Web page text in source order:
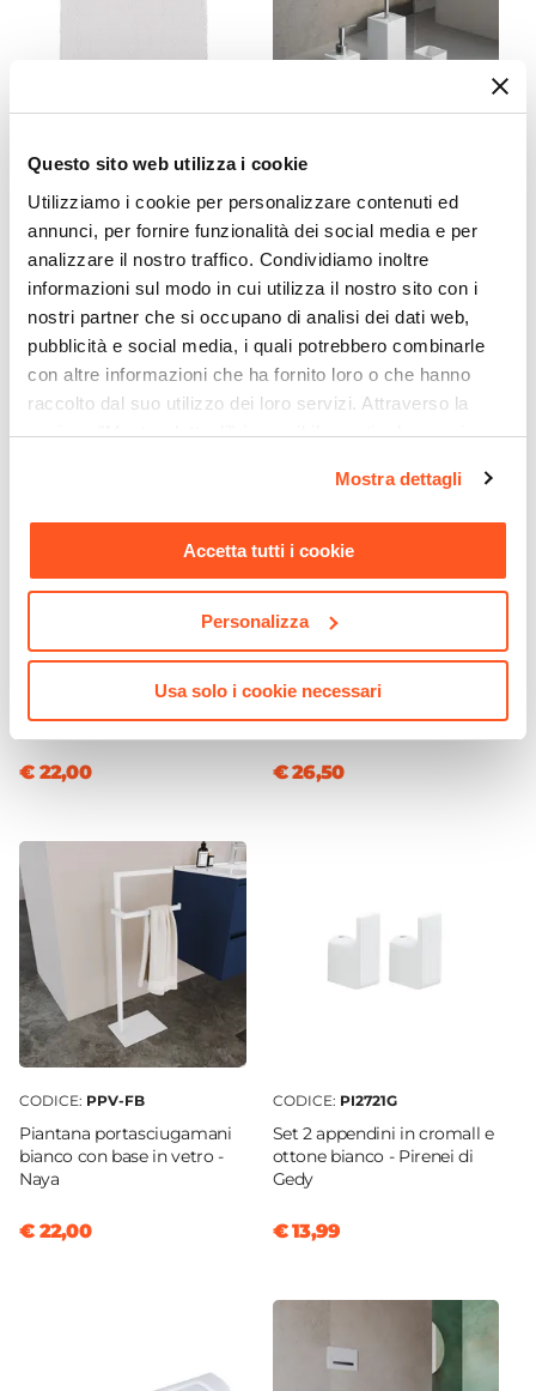
Questo sito web utilizza i cookie
Utilizziamo i cookie per personalizzare contenuti ed
annunci, per fornire funzionalità dei social media e per
analizzare il nostro traffico. Condividiamo inoltre
informazioni sul modo in cui utilizza il nostro sito con i
nostri partner che si occupano di analisi dei dati web,
pubblicità e social media, i quali potrebbero combinarle
con altre informazioni che ha fornito loro o che hanno
raccolto dal suo utilizzo dei loro servizi. Attraverso la
sezione "Mostra dettagli" è possibile gestire le proprie
momento. Per maggiori informazioni si invita a leggere la
nostraCookie Policy.
Mostra dettagli
Accetta tutti i cookie
Personalizza
Usa solo i cookie necessari
CODICE:GLD-BC8
Telo doccia 90 x 140 cm in
cotone bianco - Gold
€ 18,00
CODICE:
Set 4 accessori da appoggio
in ceramica bianco -
Verbena di Gedy
€ 28,00
Scala porta salviette da
bianco e legno di pino -
Pluma
€ 22,00
CODICE:
Piantana portarotolo e
bianco e bambù naturale -
Linky
€ 26,50
CODICE: PPV-FB
Piantana portasciugamani
bianco con base in vetro -
Naya
€ 22,00
CODICE: PI2721G
Set 2 appendini in cromall e
ottone bianco - Pirenei di
Gedy
€ 13,99